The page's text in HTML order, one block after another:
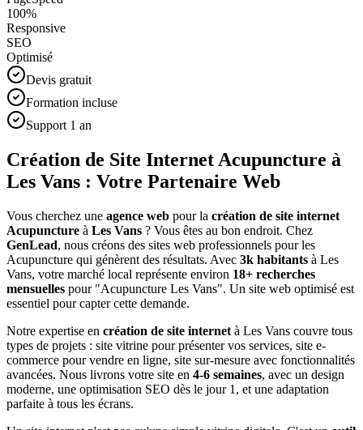
100%
Responsive
SEO
Optimisé
Devis gratuit
Formation incluse
Support 1 an
Création de Site Internet Acupuncture à
Les Vans : Votre Partenaire Web
Vous cherchez une agence web pour la création de site internet
Acupuncture à Les Vans ? Vous êtes au bon endroit. Chez
GenLead, nous créons des sites web professionnels pour les
Acupuncture qui génèrent des résultats. Avec 3k habitants à Les
Vans, votre marché local représente environ 18+ recherches
mensuelles pour "Acupuncture Les Vans". Un site web optimisé est
essentiel pour capter cette demande.
Notre expertise en création de site internet à Les Vans couvre tous
types de projets : site vitrine pour présenter vos services, site e-
commerce pour vendre en ligne, site sur-mesure avec fonctionnalités
avancées. Nous livrons votre site en 4-6 semaines, avec un design
moderne, une optimisation SEO dès le jour 1, et une adaptation
parfaite à tous les écrans.